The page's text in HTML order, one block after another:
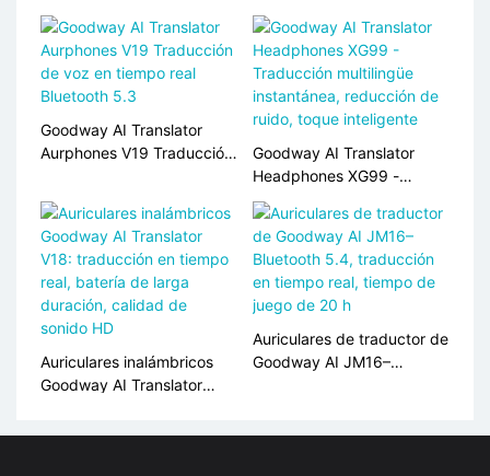
Y10 - Traducción en
tiempo real, Bluetooth 5.0,
30h Batería
40H Battery, Bluetooth 5.4
Q16 Pro
Goodway AI Translator
Aurphones V19 Traducción
Bluetooth 5.3
Goodway AI Translator
Headphones XG99 -
Traducción multilingüe
instantánea, reducción de
ruido, toque inteligente
Auriculares inalámbricos
Goodway AI Translator
Auriculares de traductor de
Goodway AI JM16–